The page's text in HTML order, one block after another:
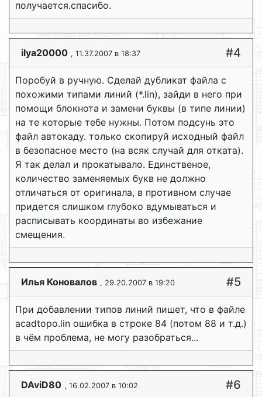
получается.спасибо.
ilya20000 , 11.37.2007 в 18:37 #4
Поробуй в ручную. Сделай дубликат файла с
похожими типами линий (*.lin), зайди в него при
помощи блокнота и замени буквы (в типе линии)
на те которые тебе нужны. Потом подсунь это
файл автокаду. только скопируй исходный файл
в безопасное место (на всяк случай для отката).
Я так делал и прокатывало. Единственое,
количество заменяемых букв не должно
отличаться от оригинала, в противном случае
придется слишком глубоко вдумываться и
расписывать координаты во избежание
смещения.
Илья Коновалов , 29.20.2007 в 19:20 #5
При добавлении типов линий пишет, что в файле
acadtopo.lin ошибка в строке 84 (потом 88 и т.д.)
в чём проблема, не могу разобраться...
DAviD80 , 16.02.2007 в 10:02 #6